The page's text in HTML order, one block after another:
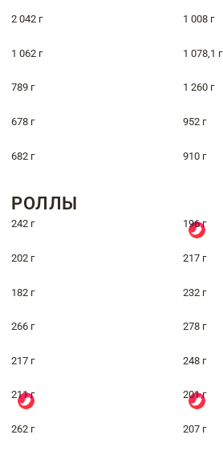
2 042 г 1 008 г
1 062 г 1 078,1 г
789 г 1 260 г
678 г 952 г
682 г 910 г
РОЛЛЫ
242 г 196 г
202 г 217 г
182 г 232 г
266 г 278 г
217 г 248 г
211 г 201 г
262 г 207 г